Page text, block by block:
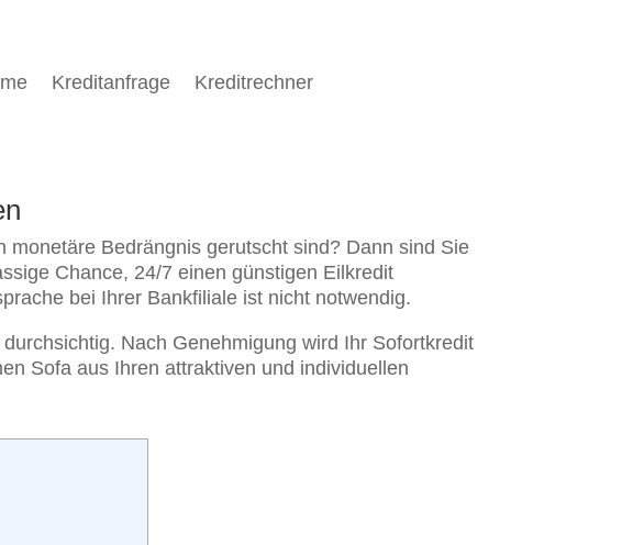
Kreditanfrage Kreditrechner
Bedrängnis gerutscht sind? Dann sind Sie
Chance, 24/7 einen günstigen Eilkredit
bei Ihrer Bankfiliale ist nicht notwendig.
Nach Genehmigung wird Ihr Sofortkredit
Sofa aus Ihren attraktiven und individuellen